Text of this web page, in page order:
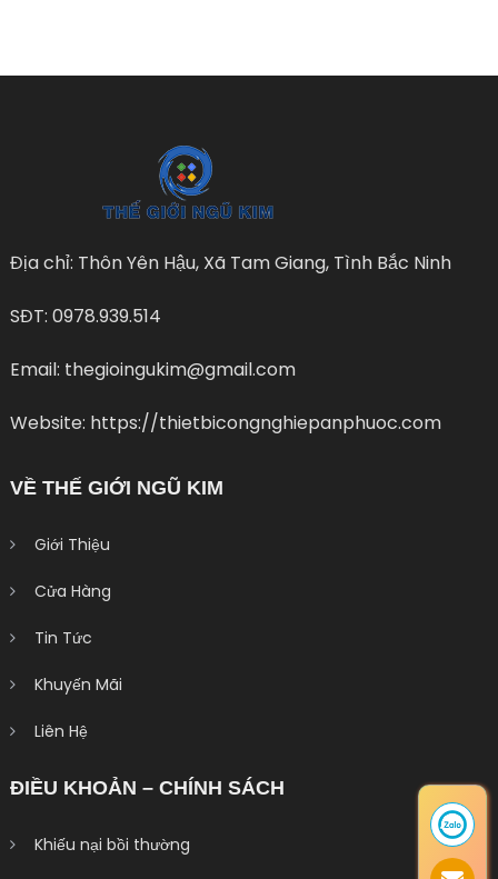
Địa chỉ: Thôn Yên Hậu, Xã Tam Giang, Tình Bắc Ninh
SĐT: 0978.939.514
Email: thegioingukim@gmail.com
Website: https://thietbicongnghiepanphuoc.com
VỀ THẾ GIỚI NGŨ KIM
Giới Thiệu
Cửa Hàng
Tin Tức
Khuyến Mãi
Liên Hệ
ĐIỀU KHOẢN – CHÍNH SÁCH
Khiếu nại bồi thường